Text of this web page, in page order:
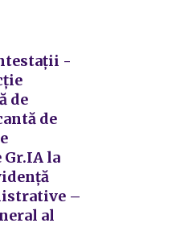
-
de
de
la
–
al